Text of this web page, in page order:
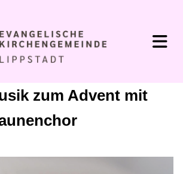
zum Advent mit